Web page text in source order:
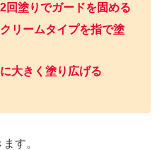
回塗りでガードを固める
リームタイプを指で塗
大きく塗り広げる
す。